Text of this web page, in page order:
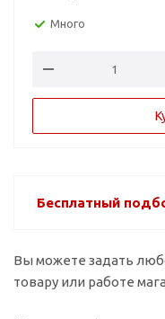
Много
Бесплатный
Вы можете задать
товару или работе